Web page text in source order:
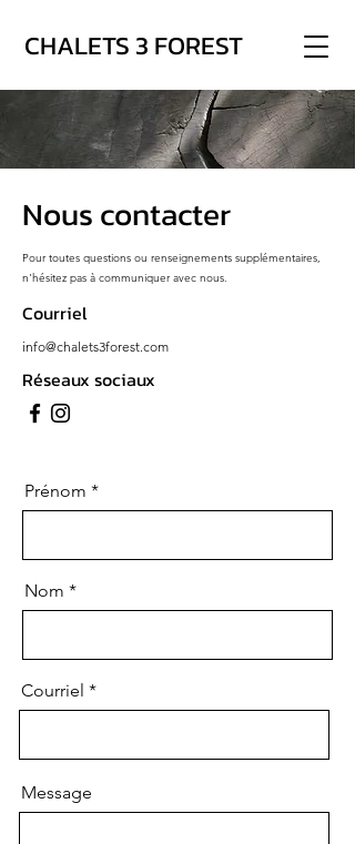
CHALETS 3 FOREST
Nous contacter
Pour toutes questions ou renseignements supplémentaires,
n'hésitez pas à communiquer avec nous.
Courriel
info@chalets3forest.com
Réseaux sociaux
Prénom
Nom
Courriel
Message